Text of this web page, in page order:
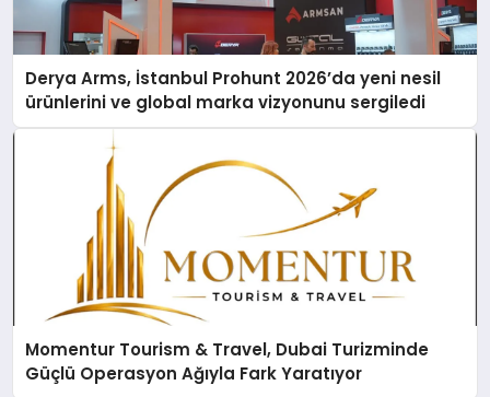
Derya Arms, İstanbul Prohunt 2026’da yeni nesil
ürünlerini ve global marka vizyonunu sergiledi
Momentur Tourism & Travel, Dubai Turizminde
Güçlü Operasyon Ağıyla Fark Yaratıyor